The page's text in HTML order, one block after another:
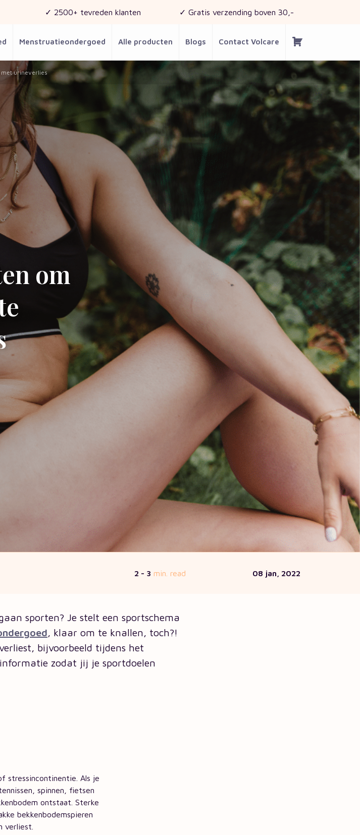
✓ 2500+ tevreden klanten ✓ Gratis verzending boven 30,-
Menstruatieondergoed Alle producten Blogs Contact Volcare
urineverlies
om
2 - 3 min. read 08 jan, 2022
sporten? Je stelt een sportschema
, klaar om te knallen, toch?!
bijvoorbeeld tijdens het
zodat jij je sportdoelen
stressincontinentie. Als je
spinnen, fietsen
ontstaat. Sterke
bekkenbodemspieren
verliest.